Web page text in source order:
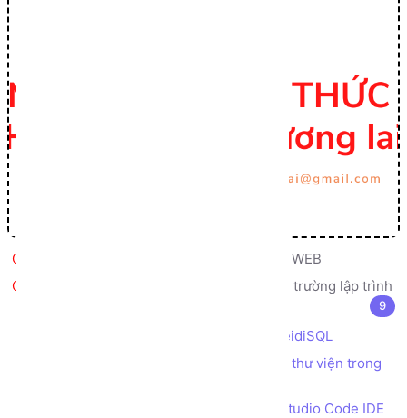
Bức tranh Tổng thể về Lập trình WEB
Giới thiệu, cài đặt, cấu hình môi trường lập trình
9
Cài đặt công cụ truy vấn database HeidiSQL
Cài đặt Composer để quản lý các gói thư viện trong
Cài đặt trình soạn thảo code Visual Studio Code IDE